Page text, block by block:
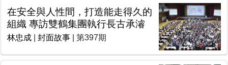
在安全與人性間，打造能走得久的
組織 專訪雙鶴集團執行長古承濬
林忠成 封面故事 | 第397期